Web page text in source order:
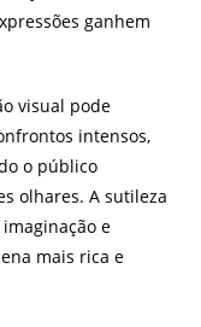
ganhem
visual pode
intensos,
o público
olhares. A sutileza
e
mais rica e